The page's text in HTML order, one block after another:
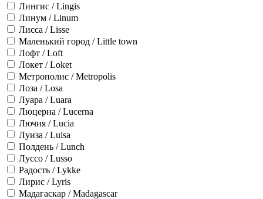
Лингис / Lingis
Линум / Linum
Лисса / Lisse
Маленький город / Little town
Лофт / Loft
Локет / Loket
Метрополис / Metropolis
Лоза / Losa
Луара / Luara
Люцерна / Lucerna
Лючия / Lucia
Луиза / Luisa
Полдень / Lunch
Луссо / Lusso
Радость / Lykke
Лирис / Lyris
Мадагаскар / Madagascar